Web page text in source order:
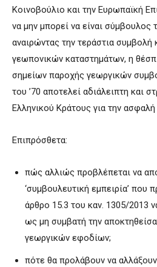
Κοινοβούλιο και την Ευρωπαϊκή
να μην μπορεί να είναι σύμβουλος
αναιρώντας την τεράστια συμβολή
γεωπονικών καταστημάτων, η
σημείων παροχής γεωργικών
του ’70 αποτελεί αδιάλειπτη και
Ελληνικού Κράτους για την
Επιπρόσθετα:
πώς αλλιώς προβλέπεται να
‘συμβουλευτική εμπειρία’ που
άρθρο 15.3 του καν. 1305/2013
ως μη συμβατή την
γεωργικών εφοδίων;
πότε θα προλάβουν να